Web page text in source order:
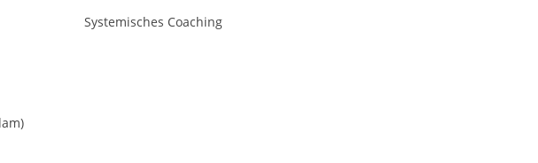
Systemisches Coaching